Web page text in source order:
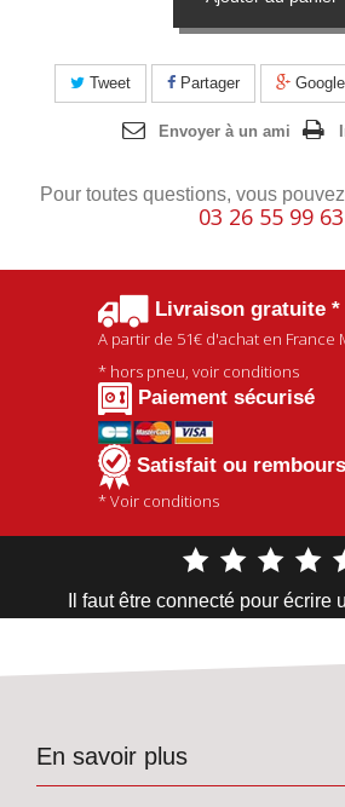
Tweet Partager
Envoyer à un ami
Pour toutes questions, vous
03 26 55 99 63
Livraison gratuite *
A partir de 51€d'achat en France
* hors pneu, voir conditions
Paiement sécurisé
Satisfait ou
* Voir conditions
Il faut être connecté pour écrire
En savoir plus